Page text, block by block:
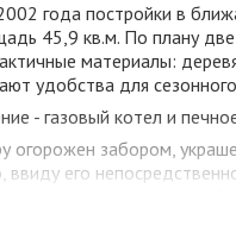
года постройки в
45,9 кв.м. По плану
материалы:
удобства для
- газовый котел и
огорожен забором,
его
в 10 минутах ходьбы